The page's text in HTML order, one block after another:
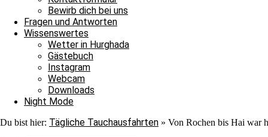
Bewirb dich bei uns
Fragen und Antworten
Wissenswertes
Wetter in Hurghada
Gästebuch
Instagram
Webcam
Downloads
Night Mode
Du bist hier: Tägliche Tauchausfahrten » Von Rochen bis Hai war